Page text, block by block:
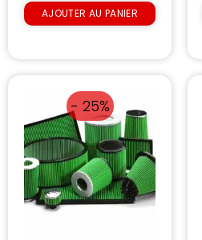
AJOUTER AU PANIER
- 25%